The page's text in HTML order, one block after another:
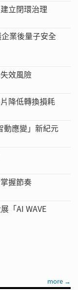
立閉環治理
業後量子安全
效風險
降低轉換損耗
應變」新紀元
握節奏
「AI WAVE
more →